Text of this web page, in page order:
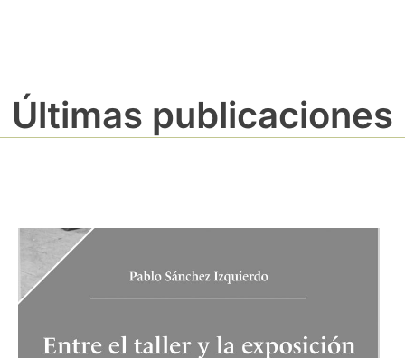
Últimas publicaciones